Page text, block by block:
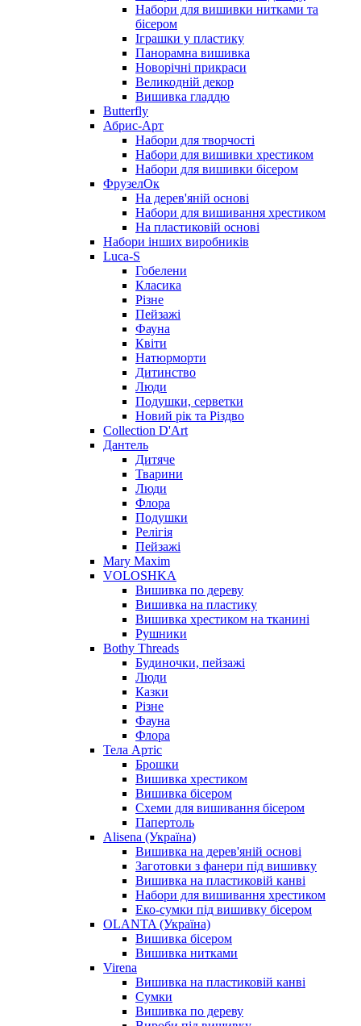
Набори для вишивки нитками та
бісером
Іграшки у пластику
Панорамна вишивка
Новорічні прикраси
Великодній декор
Вишивка гладдю
Butterfly
Абрис-Арт
Набори для творчості
Набори для вишивки хрестиком
Набори для вишивки бісером
ФрузелОк
На дерев'яній основі
Набори для вишивання хрестиком
На пластиковій основі
Набори інших виробників
Luca-S
Гобелени
Класика
Різне
Пейзажі
Фауна
Квіти
Натюрморти
Дитинство
Люди
Подушки, серветки
Новий рік та Різдво
Collection D'Art
Дантель
Дитяче
Тварини
Люди
Флора
Подушки
Релігія
Пейзажі
Mary Maxim
VOLOSHKA
Вишивка по дереву
Вишивка на пластику
Вишивка хрестиком на тканині
Рушники
Bothy Threads
Будиночки, пейзажі
Люди
Казки
Різне
Фауна
Флора
Тела Артіс
Брошки
Вишивка хрестиком
Вишивка бісером
Схеми для вишивання бісером
Папертоль
Alisena (Україна)
Вишивка на дерев'яній основі
Заготовки з фанери під вишивку
Вишивка на пластиковій канві
Набори для вишивання хрестиком
Еко-сумки під вишивку бісером
OLANTA (Україна)
Вишивка бісером
Вишивка нитками
Virena
Вишивка на пластиковій канві
Сумки
Вишивка по дереву